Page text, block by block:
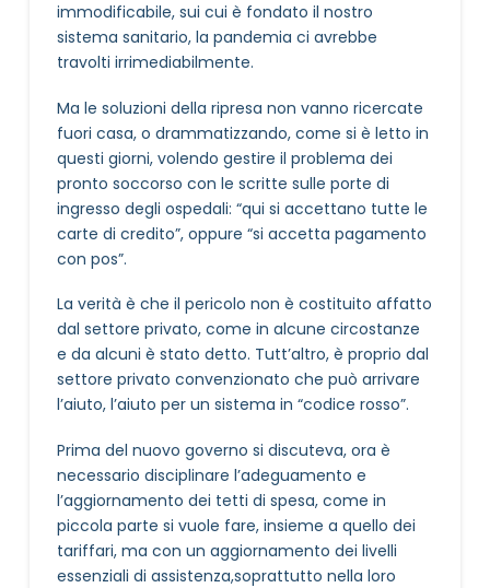
immodificabile, sui cui è fondato il nostro
sistema sanitario, la pandemia ci avrebbe
travolti irrimediabilmente.
Ma le soluzioni della ripresa non vanno ricercate
fuori casa, o drammatizzando, come si è letto in
questi giorni, volendo gestire il problema dei
pronto soccorso con le scritte sulle porte di
ingresso degli ospedali: “qui si accettano tutte le
carte di credito”, oppure “si accetta pagamento
con pos”.
La verità è che il pericolo non è costituito affatto
dal settore privato, come in alcune circostanze
e da alcuni è stato detto. Tutt’altro, è proprio dal
settore privato convenzionato che può arrivare
l’aiuto, l’aiuto per un sistema in “codice rosso”.
Prima del nuovo governo si discuteva, ora è
necessario disciplinare l’adeguamento e
l’aggiornamento dei tetti di spesa, come in
piccola parte si vuole fare, insieme a quello dei
tariffari, ma con un aggiornamento dei livelli
essenziali di assistenza,soprattutto nella loro